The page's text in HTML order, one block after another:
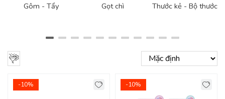
Gôm - Tẩy Gọt chì Thước kẻ - Bộ thước
-10% -10%